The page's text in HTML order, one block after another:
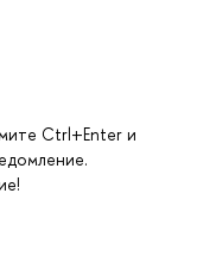
Ctrl+Enter и